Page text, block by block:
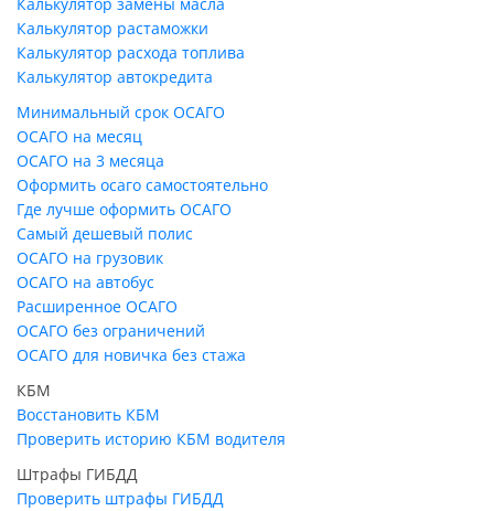
Калькулятор замены масла
Калькулятор растаможки
Калькулятор расхода топлива
Калькулятор автокредита
Минимальный срок ОСАГО
ОСАГО на месяц
ОСАГО на 3 месяца
Оформить осаго самостоятельно
Где лучше оформить ОСАГО
Самый дешевый полис
ОСАГО на грузовик
ОСАГО на автобус
Расширенное ОСАГО
ОСАГО без ограничений
ОСАГО для новичка без стажа
КБМ
Восстановить КБМ
Проверить историю КБМ водителя
Штрафы ГИБДД
Проверить штрафы ГИБДД